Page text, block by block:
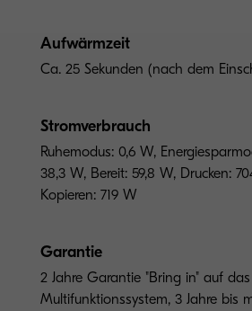
Aufwärmzeit
Ca. 25 Sekunden (nach dem
Stromverbrauch
Ruhemodus: 0,6 W,
38,3 W, Bereit: 59,8 W, Drucken:
Kopieren: 719 W
Garantie
2 Jahre Garantie "Bring in" auf das
Multifunktionssystem, 3 Jahre bis